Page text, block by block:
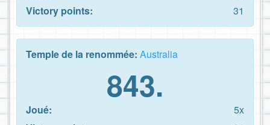
Victory points:
31
Temple de la renommée: Australia
843.
Joué:
5x